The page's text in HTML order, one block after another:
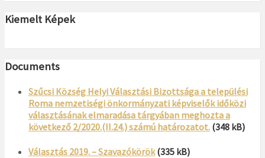
Kiemelt Képek
Documents
Szűcsi Község Helyi Választási Bizottsága a települési
Roma nemzetiségi önkormányzati képviselők időközi
választásának elmaradása tárgyában meghozta a
következő 2/2020.(II.24.) számú határozatot. (348 kB)
Választás 2019. – Szavazókörök (335 kB)